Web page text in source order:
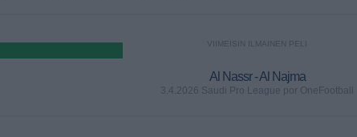
VIIMEISIN ILMAINEN PELI
Al Nassr - Al Najma
3.4.2026 Saudi Pro League por OneFootball